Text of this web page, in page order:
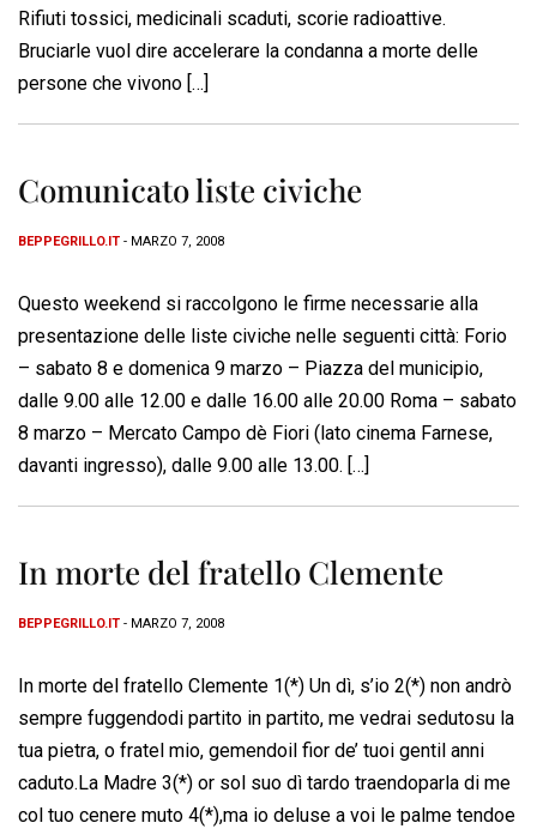
Rifiuti tossici, medicinali scaduti, scorie radioattive.
Bruciarle vuol dire accelerare la condanna a morte delle
persone che vivono […]
Comunicato liste civiche
BEPPEGRILLO.IT - MARZO 7, 2008
Questo weekend si raccolgono le firme necessarie alla
presentazione delle liste civiche nelle seguenti città: Forio
– sabato 8 e domenica 9 marzo – Piazza del municipio,
dalle 9.00 alle 12.00 e dalle 16.00 alle 20.00 Roma – sabato
8 marzo – Mercato Campo dè Fiori (lato cinema Farnese,
davanti ingresso), dalle 9.00 alle 13.00. […]
In morte del fratello Clemente
BEPPEGRILLO.IT - MARZO 7, 2008
In morte del fratello Clemente 1(*) Un dì, s’io 2(*) non andrò
sempre fuggendodi partito in partito, me vedrai sedutosu la
tua pietra, o fratel mio, gemendoil fior de’ tuoi gentil anni
caduto.La Madre 3(*) or sol suo dì tardo traendoparla di me
col tuo cenere muto 4(*),ma io deluse a voi le palme tendoe